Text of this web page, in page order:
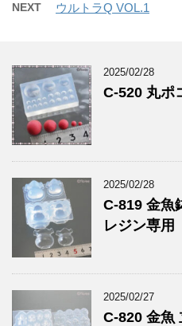
NEXT ウルトラQ VOL.1
2025/02/28
C-520 丸ポ
2025/02/28
C-819 金魚
レジン専用
2025/02/27
C-820 金魚